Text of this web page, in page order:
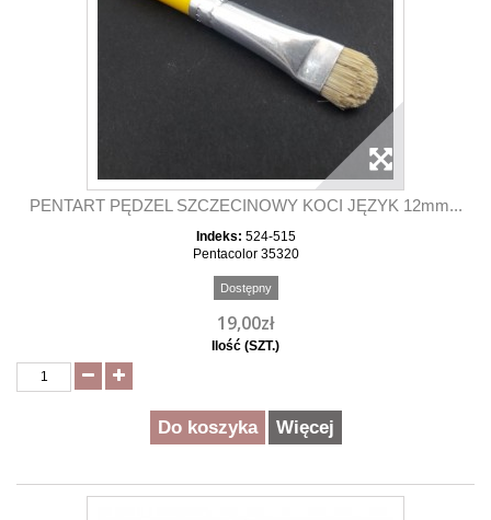
PENTART PĘDZEL SZCZECINOWY KOCI JĘZYK 12mm...
Indeks: 524-515
Pentacolor 35320
Dostępny
19,00zł
Ilość (SZT.)
Do koszyka Więcej